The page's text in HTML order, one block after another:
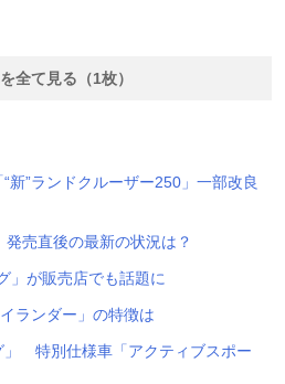
全て見る（1枚）
新”ランドクルーザー250」一部改良
発売直後の最新の状況は？
」が販売店でも話題に
ランダー」の特徴は
」 特別仕様車「アクティブスポー